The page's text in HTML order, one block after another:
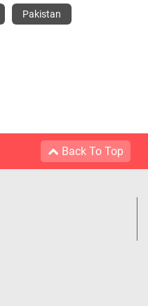
Pakistan
Back To Top